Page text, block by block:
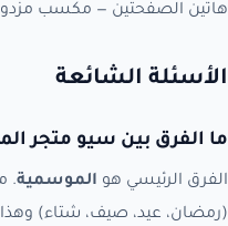
هاتين الصفحتين — مكسب
الأسئلة الشائعة
ما الفرق بين سيو متجر
الفرق الرئيسي هو الموسمية.
(رمضان، عيد، صيف، شتاء)